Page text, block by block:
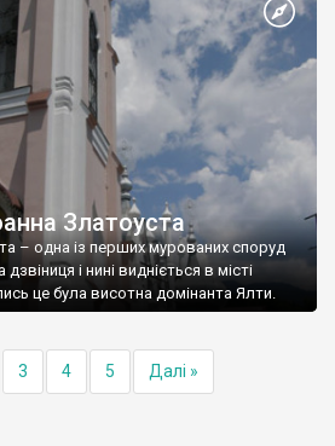
Златоуста
– одна із перших мурованих споруд
і нині видніється в місті
це була висотна домінанта Ялти.
3 4 5 Далі »